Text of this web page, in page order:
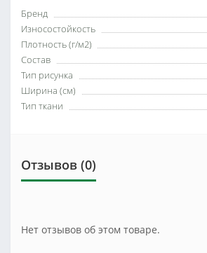
Бренд
Износостойкость
Плотность (г/м2)
Состав
Тип рисунка
Ширина (см)
Тип ткани
Отзывов (0)
Нет отзывов об этом товаре.